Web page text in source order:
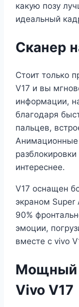
какую позу
идеальный
Сканер
Стоит только
V17 и вы
информации,
благодаря
пальцев,
интереснее.
V17 оснащен
экраном Super
90%
эмоции,
вместе с vivo
Мощный
Vivo V17